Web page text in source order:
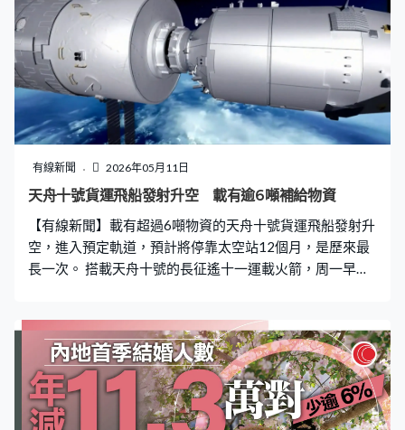
物，包括航天員在軌生活物資、平台設備、推進劑和6項科
學載荷設備，是太空站建造以來攜帶最多一次，當中包括
一部新的太空跑步機和太空冰箱，以滿足航天員在軌鍛煉
需求和保存需要冷藏的生物樣品。另外還有一套新款艙外
航天服，連同早前天舟九號運送的兩套太空站的航天服將
完成全面更新。 當局預計天舟十號將停靠太空站約一年，
較以往約半年發射一次，現時發射間隔逐漸拉長。中國航
天科技集團人員于磊：「首先天舟十號裝載量很大，因為
現在航天員在軌，包括前段時間看到的，外國的一些航天
員，可能後面就是隨著空間站的擴容，航天員上去也多
了，駐留時間也長、消耗大，必然會帶來運輸需求的提
升，現在的天舟貨船是目前在役
有線新聞 2026年05月11日
天舟十號貨運飛船發射升空 載有逾6噸補給物資
【有線新聞】載有超過6噸物資的天舟十號貨運飛船發射升
空，進入預定軌道，預計將停靠太空站12個月，是歷來最
長一次。 搭載天舟十號的長征遙十一運載火箭，周一早上
此次發射任務取得圓滿成功，謝謝大家。」 天舟十號長
10.6米，載有超過6噸物資，有220多件貨物，包括航天員
在軌生活物資、平台設備、推進劑和6項科學載荷設備，是
太空站建造以來，攜帶最多一次。當中包括一部新的太空
跑步機和太空冰箱，以滿足航天員在軌鍛煉需求，和保存